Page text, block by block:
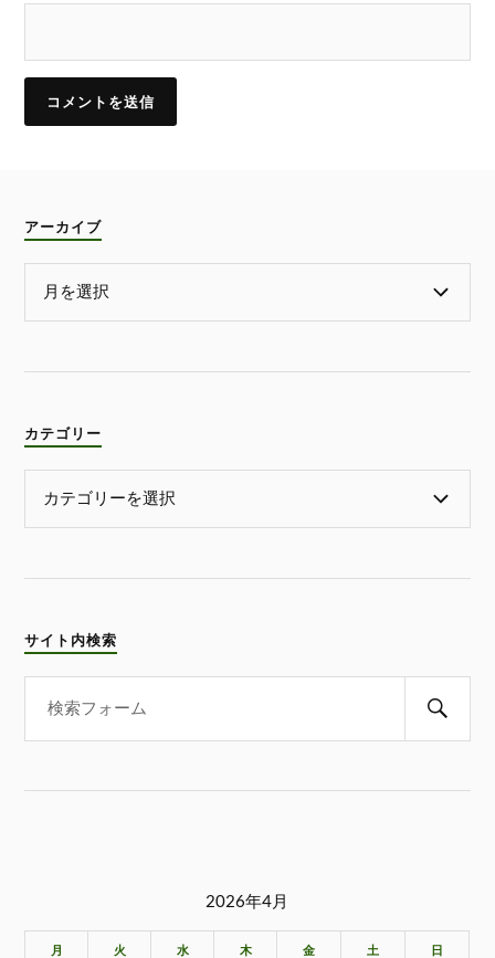
アーカイブ
カテゴリー
サイト内検索
2026年4月
月 火 水 木 金 土 日